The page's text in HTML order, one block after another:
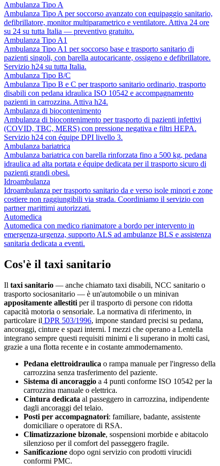
Ambulanza Tipo A
Ambulanza Tipo A per soccorso avanzato con equipaggio sanitario,
defibrillatore, monitor multiparametrico e ventilatore. Attiva 24 ore
su 24 su tutta Italia — preventivo gratuito.
Ambulanza Tipo A1
Ambulanza Tipo A1 per soccorso base e trasporto sanitario di
pazienti singoli, con barella autocaricante, ossigeno e defibrillatore.
Servizio h24 su tutta Italia.
Ambulanza Tipo B/C
Ambulanza Tipo B e C per trasporto sanitario ordinario, trasporto
disabili con pedana idraulica ISO 10542 e accompagnamento
pazienti in carrozzina. Attiva h24.
Ambulanza di biocontenimento
Ambulanza di biocontenimento per trasporto di pazienti infettivi
(COVID, TBC, MERS) con pressione negativa e filtri HEPA.
Servizio h24 con équipe DPI livello 3.
Ambulanza bariatrica
Ambulanza bariatrica con barella rinforzata fino a 500 kg, pedana
idraulica ad alta portata e équipe dedicata per il trasporto sicuro di
pazienti grandi obesi.
Idroambulanza
Idroambulanza per trasporto sanitario da e verso isole minori e zone
costiere non raggiungibili via strada. Coordiniamo il servizio con
partner marittimi autorizzati.
Automedica
Automedica con medico rianimatore a bordo per intervento in
emergenza-urgenza, supporto ALS ad ambulanze BLS e assistenza
sanitaria dedicata a eventi.
Cos'è il taxi sanitario
Il taxi sanitario — anche chiamato taxi disabili, NCC sanitario o
trasporto sociosanitario — è un'automobile o un minivan
appositamente allestiti per il trasporto di persone con ridotta
capacità motoria o sensoriale. La normativa di riferimento, in
particolare il DPR 503/1996, impone standard precisi su pedana,
ancoraggi, cinture e spazi interni. I mezzi che operano a Lentella
integrano sempre questi requisiti minimi e li superano in molti casi,
grazie a una flotta recente e in costante ammodernamento.
Pedana elettroidraulica o rampa manuale per l'ingresso della
carrozzina senza trasferimento del paziente.
Sistema di ancoraggio a 4 punti conforme ISO 10542 per la
carrozzina manuale o elettrica.
Cintura dedicata al passeggero in carrozzina, indipendente
dagli ancoraggi del telaio.
Posti per accompagnatori: familiare, badante, assistente
domiciliare o operatore di RSA.
Climatizzazione bizonale, sospensioni morbide e abitacolo
silenzioso per il comfort del passeggero fragile.
Sanificazione dopo ogni servizio con prodotti virucidi
conformi PMC.